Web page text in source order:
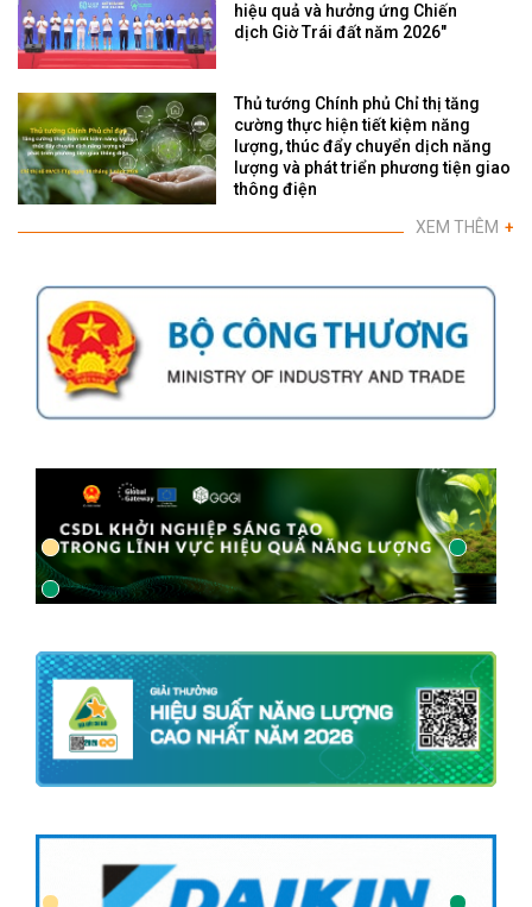
hiệu quả và hưởng ứng Chiến
dịch Giờ Trái đất năm 2026"
Thủ tướng Chính phủ Chỉ thị tăng
cường thực hiện tiết kiệm năng
lượng, thúc đẩy chuyển dịch năng
lượng và phát triển phương tiện giao
thông điện
XEM THÊM +